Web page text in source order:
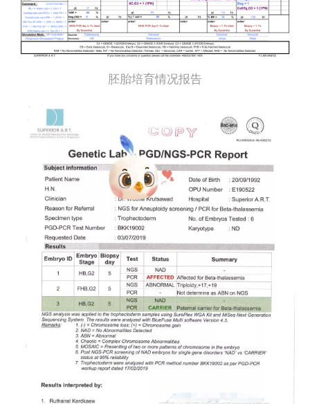
胚胎培育情况报告